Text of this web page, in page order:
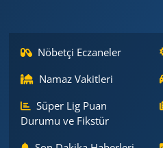
Nöbetçi Eczaneler
Namaz Vakitleri
Süper Lig Puan
Durumu ve Fikstür